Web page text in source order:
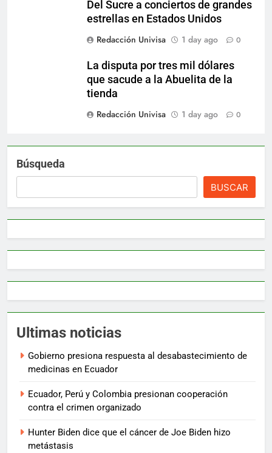
Del Sucre a conciertos de grandes
estrellas en Estados Unidos
Redacción Univisa
1 day ago 0
La disputa por tres mil dólares
que sacude a la Abuelita de la
tienda
Redacción Univisa
1 day ago 0
Búsqueda
BUSCAR
Ultimas noticias
Gobierno presiona respuesta al desabastecimiento de
medicinas en Ecuador
Ecuador, Perú y Colombia presionan cooperación
contra el crimen organizado
Hunter Biden dice que el cáncer de Joe Biden hizo
metástasis